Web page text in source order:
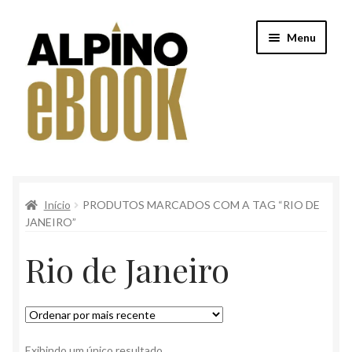
Pular
para
navegação
Pular
para
o
conteúdo
Menu
Alpino
Finalização de compra
Início
PRODUTOS MARCADOS COM A TAG “RIO DE
JANEIRO”
Rio de Janeiro